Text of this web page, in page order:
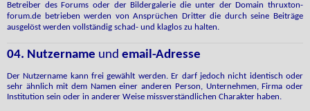
Betreiber des Forums oder der Bildergalerie die unter der Domain thruxton-
forum.de betrieben werden von Ansprüchen Dritter die durch seine Beiträge
ausgelöst werden vollständig schad- und klaglos zu halten.
04. Nutzername und email-Adresse
Der Nutzername kann frei gewählt werden. Er darf jedoch nicht identisch oder
sehr ähnlich mit dem Namen einer anderen Person, Unternehmen, Firma oder
Institution sein oder in anderer Weise missverständlichen Charakter haben.